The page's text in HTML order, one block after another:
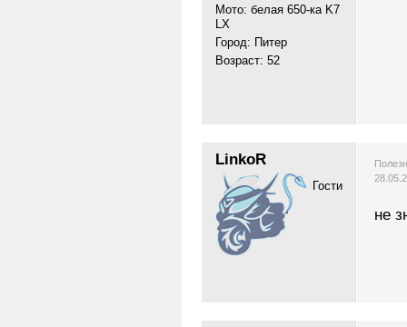
Мото: белая 650-ка K7
LX
Город: Питер
Возраст: 52
LinkoR
Гости
не